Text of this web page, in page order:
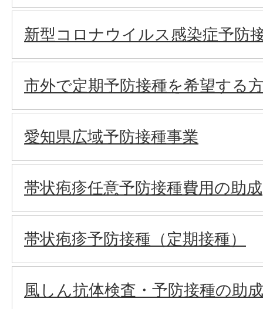
新型コロナウイルス感染症予防
市外で定期予防接種を希望する
愛知県広域予防接種事業
帯状疱疹任意予防接種費用の助成
帯状疱疹予防接種（定期接種）
風しん抗体検査・予防接種の助成